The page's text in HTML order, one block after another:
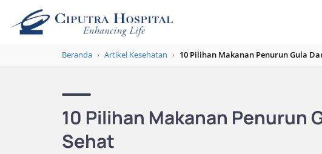
Beranda › Artikel Kesehatan › 10 Pilihan Makanan Penurun Gula
10 Pilihan Makanan Penurun
Sehat